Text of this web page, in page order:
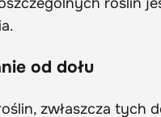
od dołu
zwłaszcza tych